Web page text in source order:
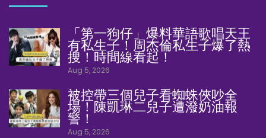
「第一狗仔」爆料華語歌唱天王
有私生子！周杰倫私生子爆了熱
搜！時間線看起！
Aug 5, 2026
被控帶三個兒子看蜘蛛俠吵全
場！陳凱琳二兒子遭潑奶油報
警！
Aug 5, 2026